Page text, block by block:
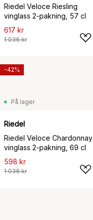
Riedel Veloce Riesling
vinglass 2-pakning, 57 cl
617 kr
1 036 kr
På lager
Riedel
Riedel Veloce Chardonnay
vinglass 2-pakning, 69 cl
598 kr
1 036 kr
-42%